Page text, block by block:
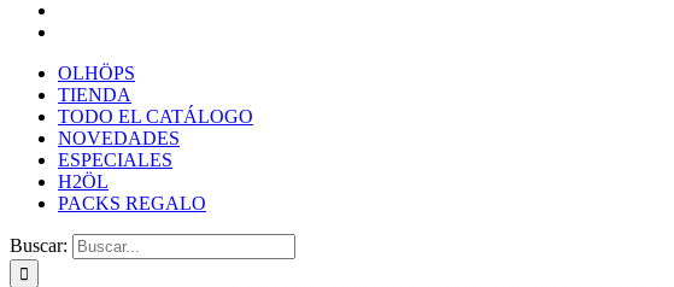
OLHÖPS
TIENDA
TODO EL CATÁLOGO
NOVEDADES
ESPECIALES
H2ÖL
PACKS REGALO
Buscar: